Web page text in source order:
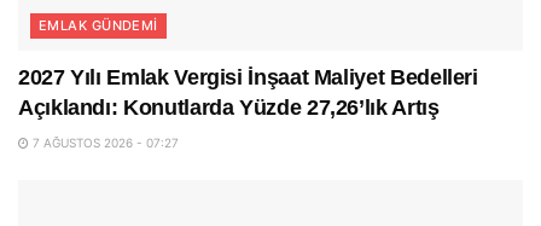
EMLAK GÜNDEMI
2027 Yılı Emlak Vergisi İnşaat Maliyet Bedelleri
Açıklandı: Konutlarda Yüzde 27,26’lık Artış
7 AĞUSTOS 2026 - 07:27